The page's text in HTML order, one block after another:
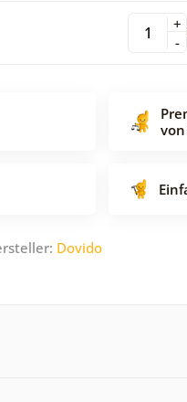
-
+
von
Dovido